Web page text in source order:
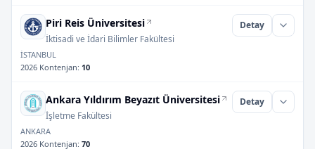
Piri Reis Üniversitesi
İktisadi ve İdari Bilimler Fakültesi
Detay
İSTANBUL
2026 Kontenjan: 10
Ankara Yıldırım Beyazıt Üniversitesi
İşletme Fakültesi
Detay
ANKARA
2026 Kontenjan: 70